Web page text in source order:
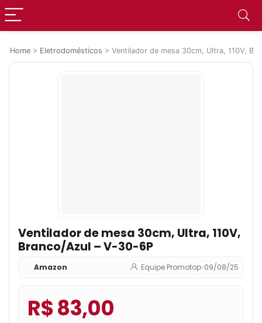
Home > Eletrodomésticos > Ventilador de mesa 30cm, Ultra, 110V,
Ventilador de mesa 30cm, Ultra, 110V,
Branco/Azul – V-30-6P
Amazon Equipe Promotop•09/08/25
R$ 83,00